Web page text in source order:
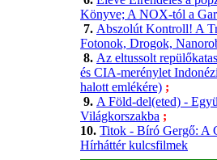
Könyve; A NOX-tól a
7. Abszolút Kontroll! A
Fotonok, Drogok,
8. Az eltussolt
és CIA-merénylet
halott emlékére) ;
9. A Föld-del(eted) -
Világkorszakba ;
10. Titok - Bíró Gergő: A
Hírháttér kulcsfilmek